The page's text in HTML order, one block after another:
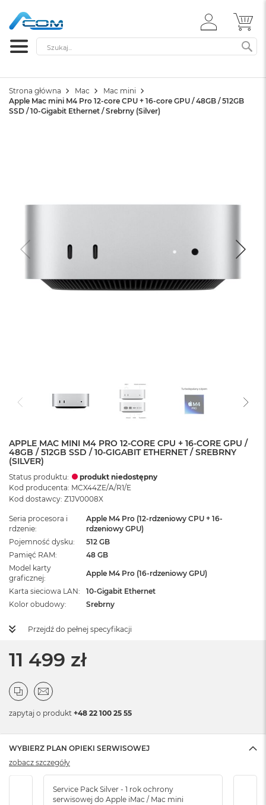
ZALOGUJ
SIĘ
Szukaj
Strona główna Mac
Mac mini
Apple Mac mini M4 Pro 12-core CPU + 16-core GPU / 48GB / 512GB
SSD / 10-Gigabit Ethernet / Srebrny (Silver)
APPLE MAC MINI M4 PRO 12-CORE CPU + 16-CORE GPU /
48GB / 512GB SSD / 10-GIGABIT ETHERNET / SREBRNY
(SILVER)
Status produktu:
produkt niedostępny
Kod producenta: MCX44ZE/A/R1/E
Kod dostawcy: Z1JV0008X
Seria procesora i
rdzenie
Apple M4 Pro (12-rdzeniowy CPU + 16-
rdzeniowy GPU)
Pojemność dysku
512 GB
Pamięć RAM
48 GB
Model karty
graficznej
Apple M4 Pro (16-rdzeniowy GPU)
Karta sieciowa LAN
10-Gigabit Ethernet
Kolor obudowy
Srebrny
Przejdź do pełnej specyfikacji
11 499 zł
zapytaj o produkt +48 22 100 25 55
WYBIERZ PLAN OPIEKI SERWISOWEJ
Service Pack Silver - 1 rok ochrony
serwisowej do Apple iMac / Mac mini
zobacz szczegóły